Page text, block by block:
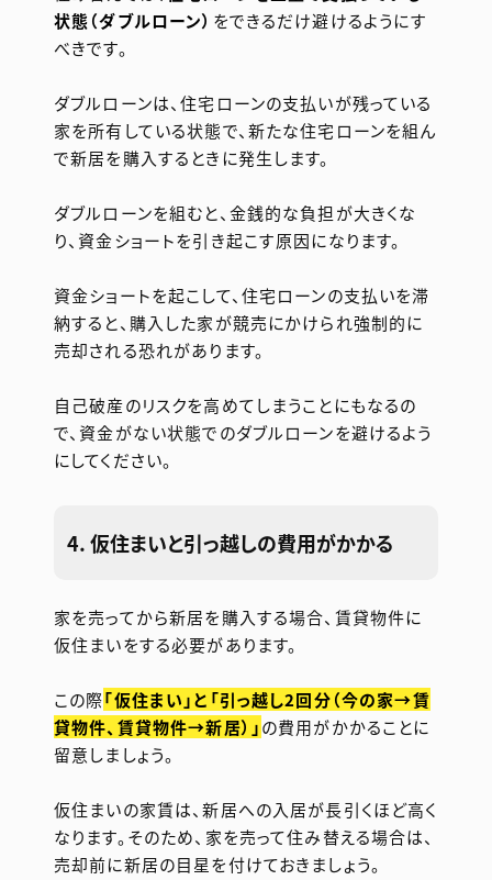
状態（ダブルローン） をできるだけ避けるようにす
べきです。
ダブルローンは、住宅ローンの支払いが残っている
家を所有している状態で、新たな住宅ローンを組ん
で新居を購入するときに発生します。
ダブルローンを組むと、金銭的な負担が大きくな
り、資金ショートを引き起こす原因になります。
資金ショートを起こして、住宅ローンの支払いを滞
納すると、購入した家が競売にかけられ強制的に
売却される恐れがあります。
自己破産のリスクを高めてしまうことにもなるの
で、資金がない状態でのダブルローンを避けるよう
にしてください。
4. 仮住まいと引っ越しの費用がかかる
家を売ってから新居を購入する場合、賃貸物件に
仮住まいをする必要があります。
この際「仮住まい」と「引っ越し2回分（今の家→賃
貸物件、賃貸物件→新居）」の費用がかかることに
留意しましょう。
仮住まいの家賃は、新居への入居が長引くほど高く
なります。そのため、家を売って住み替える場合は、
売却前に新居の目星を付けておきましょう。